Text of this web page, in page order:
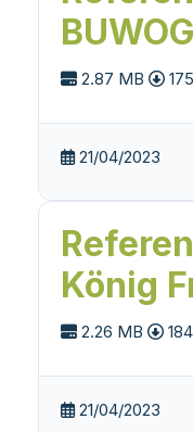
2.87 MB
21/04/2023
König
2.26 MB
21/04/2023